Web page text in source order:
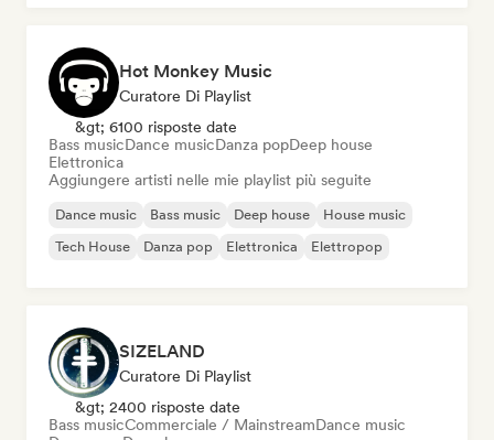
Hot Monkey Music
Curatore Di Playlist
&gt; 6100 risposte date
Bass musicDance musicDanza popDeep house
Elettronica
Aggiungere artisti nelle mie playlist più seguite
Dance music Bass music Deep house
House music
Tech House
Danza pop Elettronica Elettropop
SIZELAND
Curatore Di Playlist
&gt; 2400 risposte date
Bass musicCommerciale / MainstreamDance music